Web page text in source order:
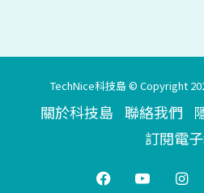
TechNice科技島 © Copyright
關於科技島 聯絡我們
訂閱電